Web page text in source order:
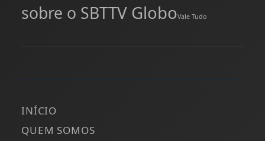
sobre o SBTTV GloboVale Tudo
INÍCIO
QUEM SOMOS